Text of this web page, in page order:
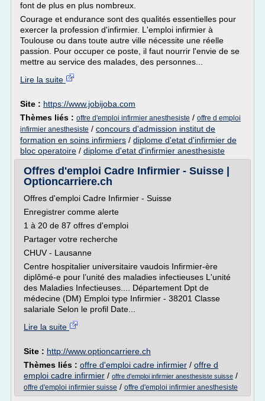
font de plus en plus nombreux.
Courage et endurance sont des qualités essentielles pour
exercer la profession d'infirmier. L'emploi infirmier à
Toulouse ou dans toute autre ville nécessite une réelle
passion. Pour occuper ce poste, il faut nourrir l'envie de se
mettre au service des malades, des personnes...
Lire la suite
Site : https://www.jobijoba.com
Thèmes liés : offre d'emploi infirmier anesthesiste / offre d emploi
infirmier anesthesiste / concours d'admission institut de
formation en soins infirmiers / diplome d'etat d'infirmier de
bloc operatoire / diplome d'etat d'infirmier anesthesiste
Offres d'emploi Cadre Infirmier - Suisse |
Optioncarriere.ch
Offres d'emploi Cadre Infirmier - Suisse
Enregistrer comme alerte
1 à 20 de 87 offres d'emploi
Partager votre recherche
CHUV - Lausanne
Centre hospitalier universitaire vaudois Infirmier-ère
diplômé-e pour l’unité des maladies infectieuses L'unité
des Maladies Infectieuses.... Département Dpt de
médecine (DM) Emploi type Infirmier - 38201 Classe
salariale Selon le profil Date...
Lire la suite
Site : http://www.optioncarriere.ch
Thèmes liés : offre d'emploi cadre infirmier / offre d
emploi cadre infirmier / offre d'emploi infirmier anesthesiste suisse /
offre d'emploi infirmier suisse / offre d'emploi infirmier anesthesiste